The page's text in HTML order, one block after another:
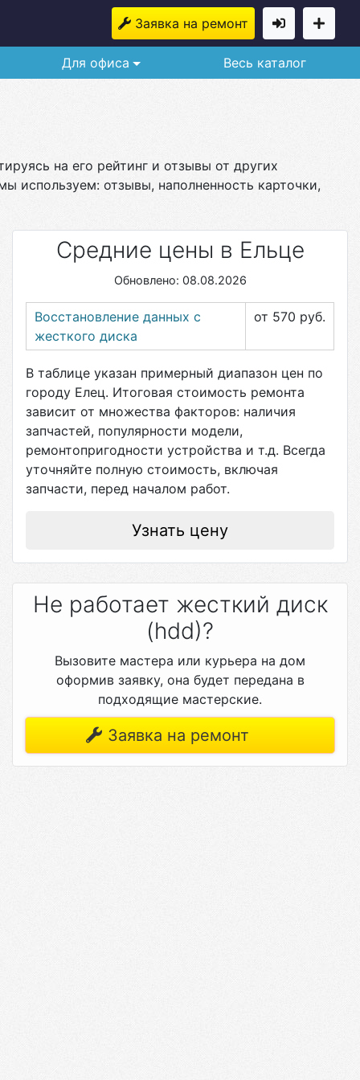
Заявка на ремонт
Для офиса Весь каталог
на его рейтинг и отзывы от других
используем: отзывы, наполненность карточки,
Средние цены в Ельце
Обновлено: 08.08.2026
Восстановление данных с
жесткого диска
от 570 руб.
В таблице указан примерный диапазон цен по
городу Елец. Итоговая стоимость ремонта
зависит от множества факторов: наличия
запчастей, популярности модели,
ремонтопригодности устройства и т.д. Всегда
уточняйте полную стоимость, включая
запчасти, перед началом работ.
Узнать цену
Не работает жесткий диск
(hdd)?
Вызовите мастера или курьера на дом
оформив заявку, она будет передана в
подходящие мастерские.
Заявка на ремонт